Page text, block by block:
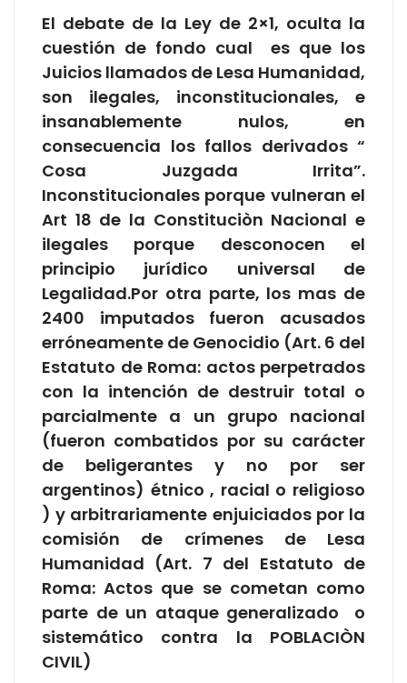
El debate de la Ley de 2×1, oculta la
cuestión de fondo cual es que los
Juicios llamados de Lesa Humanidad,
son ilegales, inconstitucionales, e
insanablemente nulos, en
consecuencia los fallos derivados “
Cosa Juzgada Irrita”.
Inconstitucionales porque vulneran el
Art 18 de la Constituciòn Nacional e
ilegales porque desconocen el
principio jurídico universal de
Legalidad.Por otra parte, los mas de
2400 imputados fueron acusados
erróneamente de Genocidio (Art. 6 del
Estatuto de Roma: actos perpetrados
con la intención de destruir total o
parcialmente a un grupo nacional
(fueron combatidos por su carácter
de beligerantes y no por ser
argentinos) étnico , racial o religioso
) y arbitrariamente enjuiciados por la
comisión de crímenes de Lesa
Humanidad (Art. 7 del Estatuto de
Roma: Actos que se cometan como
parte de un ataque generalizado o
sistemático contra la POBLACIÒN
CIVIL)